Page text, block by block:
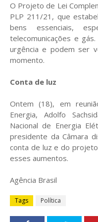
O Projeto de Lei
PLP 211/21, que
bens essenciais,
telecomunicações e
urgência e podem ser
momento.
Conta de luz
Ontem (18), em
Energia, Adolfo
Nacional de Energia
presidente da Câmara
conta de luz e do
esses aumentos.
Agência Brasil
Tags Política